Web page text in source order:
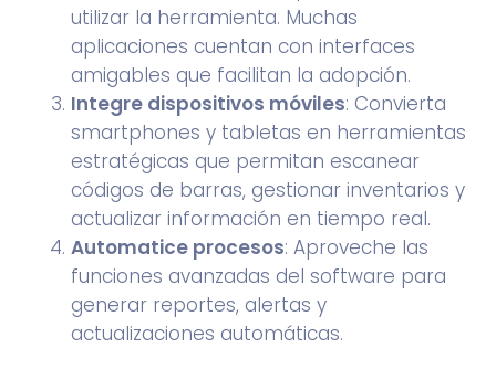
utilizar la herramienta. Muchas
aplicaciones cuentan con interfaces
amigables que facilitan la adopción.
Integre dispositivos móviles: Convierta
smartphones y tabletas en herramientas
estratégicas que permitan escanear
códigos de barras, gestionar inventarios y
actualizar información en tiempo real.
Automatice procesos: Aproveche las
funciones avanzadas del software para
generar reportes, alertas y
actualizaciones automáticas.